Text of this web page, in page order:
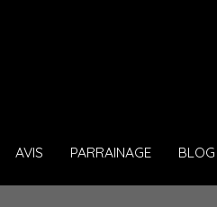
AVIS PARRAINAGE BLOG